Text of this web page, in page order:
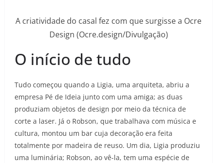
A criatividade do casal fez com que surgisse a Ocre
Design (Ocre.design/Divulgação)
O início de tudo
Tudo começou quando a Ligia, uma arquiteta, abriu a
empresa Pé de Ideia junto com uma amiga; as duas
produziam objetos de design por meio da técnica de
corte a laser. Já o Robson, que trabalhava com música e
cultura, montou um bar cuja decoração era feita
totalmente por madeira de reuso. Um dia, Ligia produziu
uma luminária; Robson, ao vê-la, tem uma espécie de